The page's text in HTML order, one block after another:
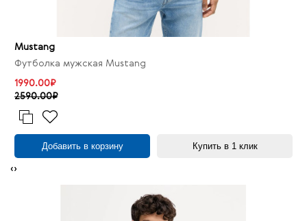
Mustang
Футболка мужская Mustang
1990.00₽
2590.00₽
Добавить в корзину Купить в 1 клик
‹›